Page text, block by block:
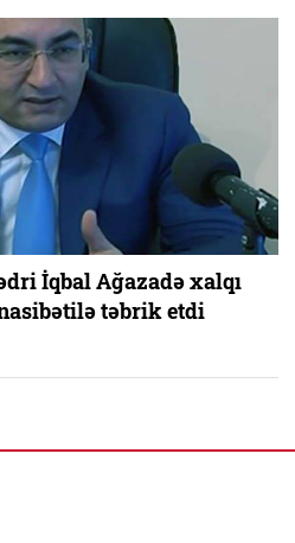
İqbal Ağazadə xalqı
təbrik etdi